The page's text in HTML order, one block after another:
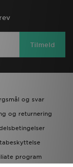
Tilmeld
og svar
og returnering
program